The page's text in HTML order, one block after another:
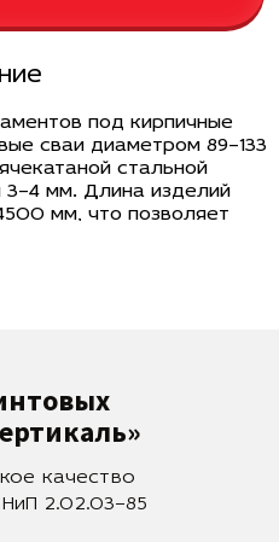
под кирпичные
сваи диаметром 89–133
стальной
3–4 мм. Длина изделий
мм, что позволяет
и характеристики
диаметром 250–350 мм
к фундаменту
значительным весом,
обеспечивать высокую
качество
2.02.03–85